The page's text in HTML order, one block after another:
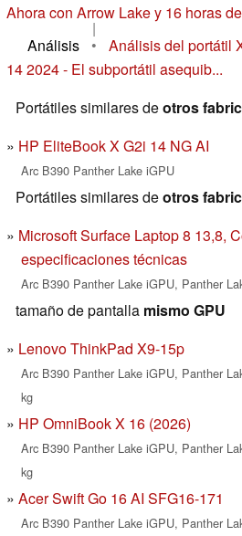
Ahora con Arrow Lake y 16 horas
|
Análisis
•
Análisis del portátil
14 2024 - El subportátil asequib...
Portátiles similares deotros
HP EliteBook X G2i 14 NG AI
Arc B390 Panther Lake iGPU
Portátiles similares deotros
Microsoft Surface Laptop 8 13,8,
especificaciones técnicas
Arc B390 Panther Lake iGPU, Panther
tamaño de pantalla mismo GPU
Lenovo ThinkPad X9-15p
Arc B390 Panther Lake iGPU, Panther
kg
HP OmniBook X 16 (2026)
Arc B390 Panther Lake iGPU, Panther
kg
Acer Swift Go 16 AI SFG16-171
Arc B390 Panther Lake iGPU, Panther